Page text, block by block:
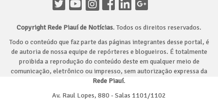
Copyright Rede Piauí de Notícias. Todos os direitos reservados.
Todo o conteúdo que faz parte das páginas integrantes desse portal, é
de autoria de nossa equipe de repórteres e blogueiros. É totalmente
proibida a reprodução do conteúdo deste em qualquer meio de
comunicação, eletrônico ou impresso, sem autorização expressa da
Rede Piauí.
Av. Raul Lopes, 880 - Salas 1101/1102